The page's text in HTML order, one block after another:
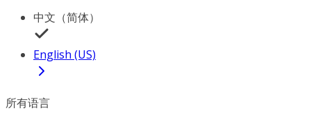
中文（简体）
English (US)
所有语言